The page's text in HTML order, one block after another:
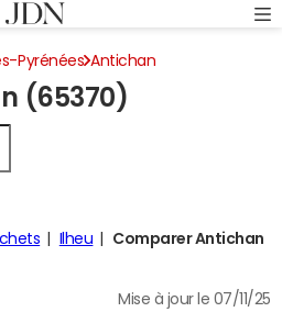
Pyrénées Antichan
(65370)
Ilheu
Comparer Antichan
Mise à jour le 07/11/25